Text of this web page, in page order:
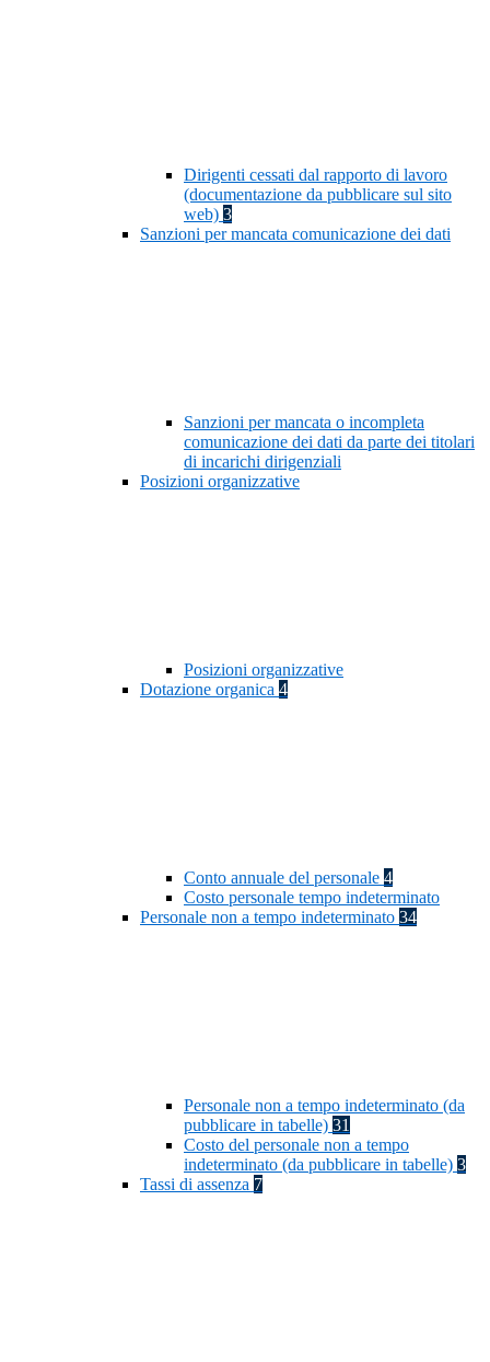
Dirigenti cessati dal rapporto di lavoro
(documentazione da pubblicare sul sito
web) 3
Sanzioni per mancata comunicazione dei dati
Sanzioni per mancata o incompleta
comunicazione dei dati da parte dei titolari
di incarichi dirigenziali
Posizioni organizzative
Posizioni organizzative
Dotazione organica 4
Conto annuale del personale 4
Costo personale tempo indeterminato
Personale non a tempo indeterminato 34
Personale non a tempo indeterminato (da
pubblicare in tabelle) 31
Costo del personale non a tempo
indeterminato (da pubblicare in tabelle) 3
Tassi di assenza 7